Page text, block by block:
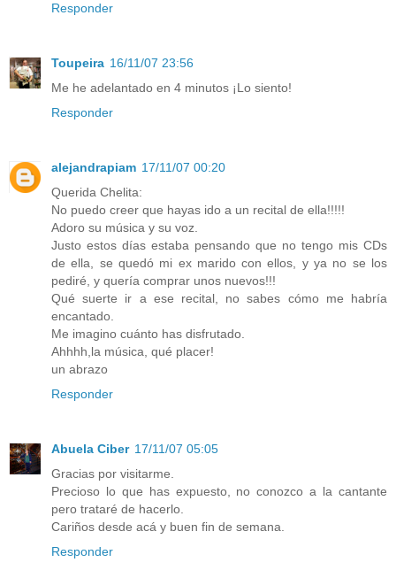
Responder
Toupeira 16/11/07 23:56
Me he adelantado en 4 minutos ¡Lo siento!
Responder
alejandrapiam 17/11/07 00:20
Querida Chelita:
No puedo creer que hayas ido a un recital de ella!!!!!
Adoro su música y su voz.
Justo estos días estaba pensando que no tengo mis CDs
de ella, se quedó mi ex marido con ellos, y ya no se los
pediré, y quería comprar unos nuevos!!!
Qué suerte ir a ese recital, no sabes cómo me habría
encantado.
Me imagino cuánto has disfrutado.
Ahhhh,la música, qué placer!
un abrazo
Responder
Abuela Ciber 17/11/07 05:05
Gracias por visitarme.
Precioso lo que has expuesto, no conozco a la cantante
pero trataré de hacerlo.
Cariños desde acá y buen fin de semana.
Responder